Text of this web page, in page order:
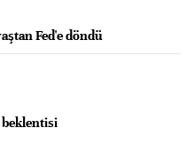
Fed'e döndü
beklentisi